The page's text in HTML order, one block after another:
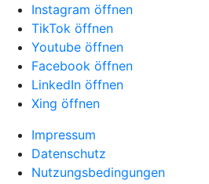
Instagram öffnen
TikTok öffnen
Youtube öffnen
Facebook öffnen
LinkedIn öffnen
Xing öffnen
Impressum
Datenschutz
Nutzungsbedingungen